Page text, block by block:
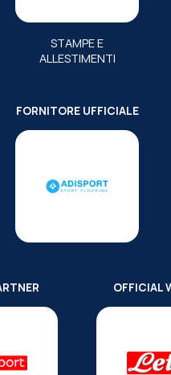
STAMPE E
ALLESTIMENTI
FORNITORE UFFICIALE
OFFICIAL